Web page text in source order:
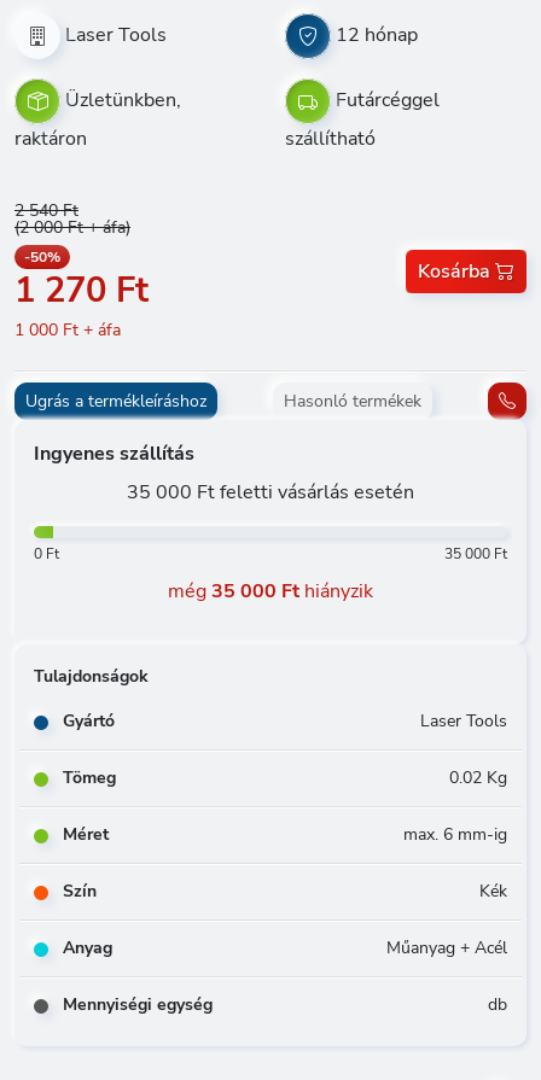
Laser Tools 12 hónap
Üzletünkben,
raktáron
Futárcéggel
szállítható
2 540 Ft
(2 000 Ft + áfa)
-50%
1 270 Ft
1 000 Ft + áfa
Kosárba
Ugrás a termékleíráshoz Hasonló termékek
Ingyenes szállítás
35 000 Ft feletti vásárlás esetén
0 Ft 35 000 Ft
még35 000 Fthiányzik
Tulajdonságok
Gyártó
Laser Tools
Tömeg 0.02 Kg
Méret max. 6 mm-ig
Szín Kék
Anyag Műanyag + Acél
Mennyiségi egység db